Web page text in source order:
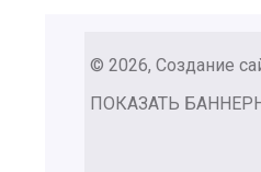
© 2026, Создание
ПОКАЗАТЬ